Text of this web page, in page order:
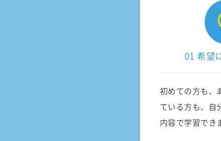
01 希望
初めての方も、
ている方も、自
内容で学習でき